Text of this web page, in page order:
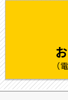
（